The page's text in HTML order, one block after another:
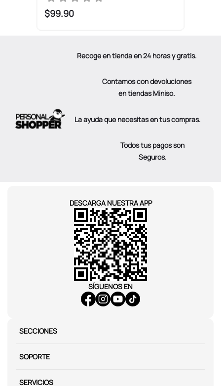
$99.90
Recoge en tienda en 24 horas y gratis.
Contamos con devoluciones
en tiendas Miniso.
La ayuda que necesitas en tus compras.
Todos tus pagos son
Seguros.
DESCARGA NUESTRA APP
SÍGUENOS EN
SECCIONES
SOPORTE
SERVICIOS